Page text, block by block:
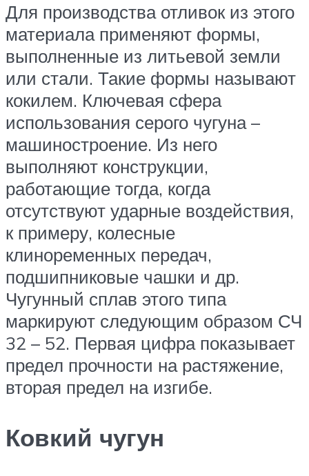
Для производства отливок из этого
материала применяют формы,
выполненные из литьевой земли
или стали. Такие формы называют
кокилем. Ключевая сфера
использования серого чугуна –
машиностроение. Из него
выполняют конструкции,
работающие тогда, когда
отсутствуют ударные воздействия,
к примеру, колесные
клиноременных передач,
подшипниковые чашки и др.
Чугунный сплав этого типа
маркируют следующим образом СЧ
32 – 52. Первая цифра показывает
предел прочности на растяжение,
вторая предел на изгибе.
Ковкий чугун